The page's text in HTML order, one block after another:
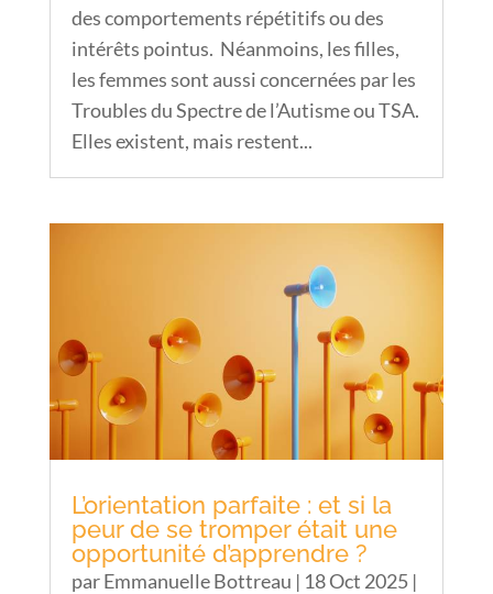
des comportements répétitifs ou des
intérêts pointus. Néanmoins, les filles,
les femmes sont aussi concernées par les
Troubles du Spectre de l’Autisme ou TSA.
Elles existent, mais restent...
L’orientation parfaite : et si la
peur de se tromper était une
opportunité d’apprendre ?
parEmmanuelle Bottreau | 18 Oct 2025|